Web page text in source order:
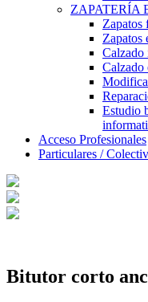
ZAPATERÍA
Zapatos
Zapatos
Calzado
Calzado
Estudio
Acceso Profesionales
Particulares /
Bitutor corto